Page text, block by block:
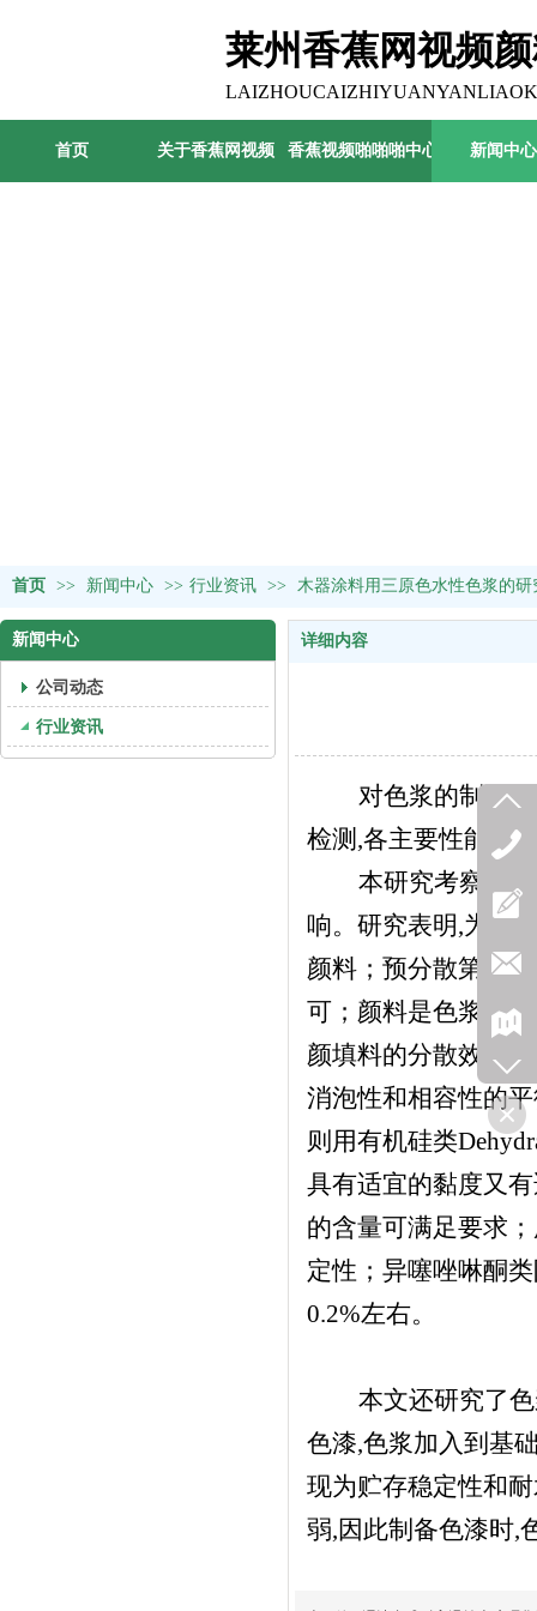
莱州香蕉网视频
司
首页 关于香蕉网视频 香蕉视频啪啪啪中心 新闻中心
首页 >> 新闻中心 >> 行业资讯 >> 木器涂料用三原色水性色浆的
新闻中心
公司动态
行业资讯
详细内容
对色浆的制备工
检测,各主要性能已
本研究考察了加
响。研究表明,
颜料；预分散第
可；颜料是色浆
颜填料的分散效果,
消泡性和相容性的
则用有机硅类
具有适宜的黏度又有
的含量可满足要求
定性；异噻唑啉酮
0.2%左右。
本文还研究了
色漆,色浆加入到基
现为贮存稳定性和
弱,因此制备色漆时,色